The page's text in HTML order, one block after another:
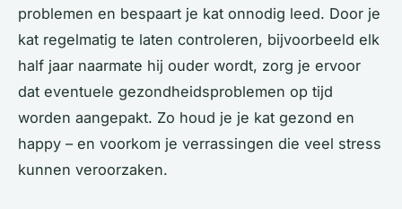
problemen en bespaart je kat onnodig leed. Door je
kat regelmatig te laten controleren, bijvoorbeeld elk
half jaar naarmate hij ouder wordt, zorg je ervoor
dat eventuele gezondheidsproblemen op tijd
worden aangepakt. Zo houd je je kat gezond en
happy – en voorkom je verrassingen die veel stress
kunnen veroorzaken.